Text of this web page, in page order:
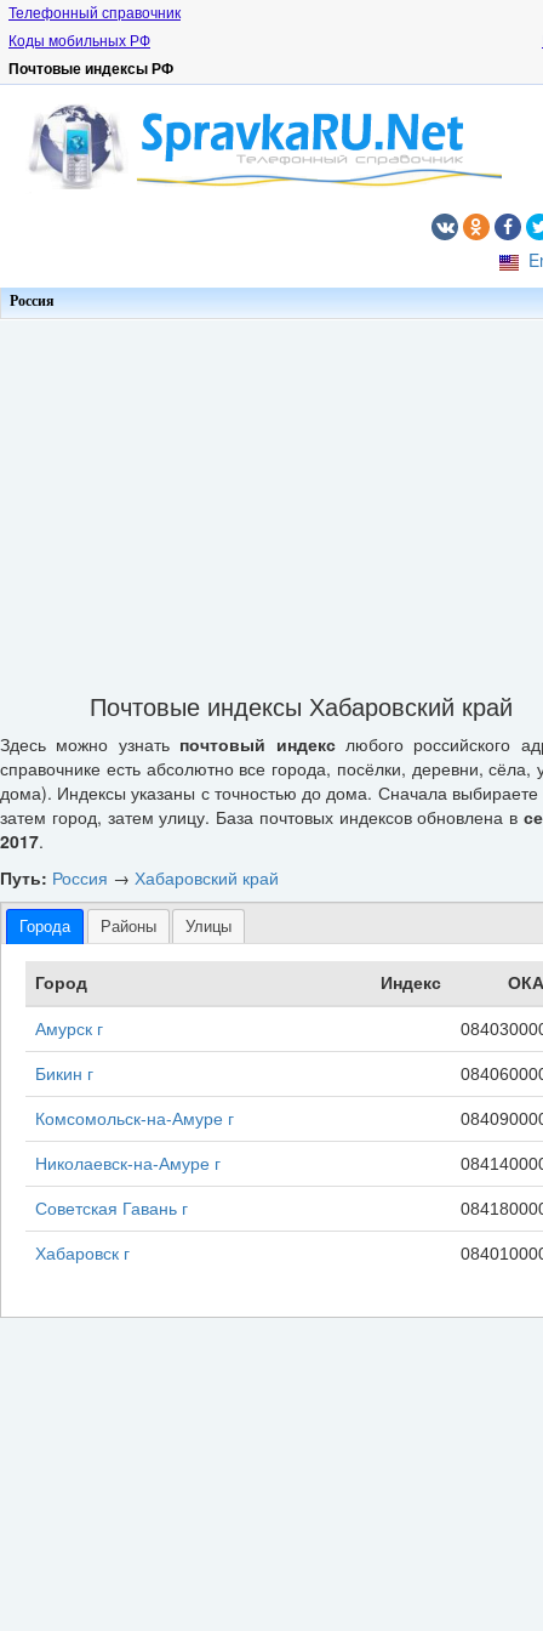
Телефонный справочник
Коды мобильных РФ
Почтовые индексы РФ
Россия
Почтовые индексы Хабаровский край
Здесь можно узнать почтовый индекслюбого российского
справочнике есть абсолютно все города, посёлки, деревни, сёла,
дома). Индексы указаны с точностью до дома. Сначала выбираете
затем город, затем улицу. База почтовых индексов обновлена в
2017.
Путь: Россия → Хабаровский край
Города Районы Улицы
Город Индекс
Амурск г
Бикин г
Комсомольск-на-Амуре г
Николаевск-на-Амуре г
Советская Гавань г
Хабаровск г